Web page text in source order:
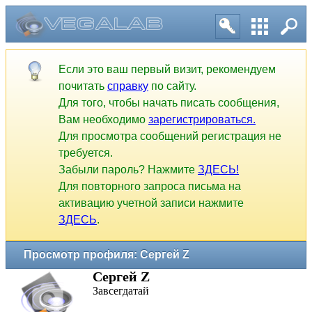
Если это ваш первый визит, рекомендуем
почитать справку по сайту.
Для того, чтобы начать писать сообщения,
Вам необходимо зарегистрироваться.
Для просмотра сообщений регистрация не
требуется.
Забыли пароль? Нажмите ЗДЕСЬ!
Для повторного запроса письма на
активацию учетной записи нажмите
ЗДЕСЬ.
Просмотр профиля: Сергей Z
Сергей Z
Завсегдатай